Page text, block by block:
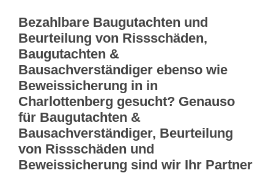
Bezahlbare Baugutachten und
Beurteilung von Rissschäden,
Baugutachten &
Bausachverständiger ebenso wie
Beweissicherung in in
Charlottenberg gesucht? Genauso
für Baugutachten &
Bausachverständiger, Beurteilung
von Rissschäden und
Beweissicherung sind wir Ihr Partner